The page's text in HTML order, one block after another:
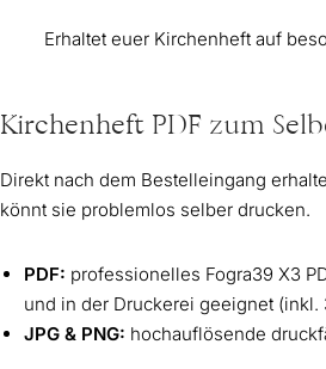
Erhaltet euer Kirchenheft auf
Kirchenheft PDF zum
Direkt nach dem Bestelleingang
könnt sie problemlos selber drucken.
PDF: professionelles Fogra39 X3
und in der Druckerei geeignet (inkl.
JPG & PNG: hochauflösende